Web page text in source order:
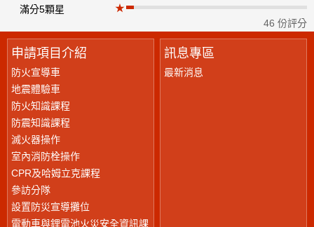
滿分5顆星
★
46 份評分
申請項目介紹
防火宣導車
地震體驗車
防火知識課程
防震知識課程
滅火器操作
室內消防栓操作
CPR及哈姆立克課程
參訪分隊
設置防災宣導攤位
電動車與鋰電池火災安全資訊課
訊息專區
最新消息